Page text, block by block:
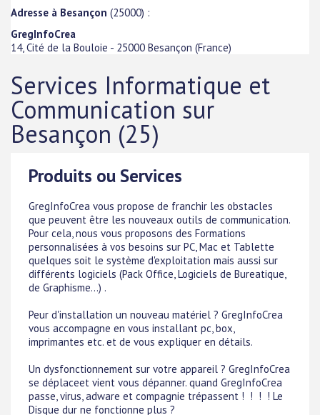
Adresse à Besançon (25000) :
GregInfoCrea
14, Cité de la Bouloie - 25000 Besançon (France)
Services Informatique et
Communication sur
Besançon (25)
Produits ou Services
GregInfoCrea vous propose de franchir les obstacles
que peuvent être les nouveaux outils de communication.
Pour cela, nous vous proposons des Formations
personnalisées à vos besoins sur PC, Mac et Tablette
quelques soit le système d'exploitation mais aussi sur
différents logiciels (Pack Office, Logiciels de Bureatique,
de Graphisme...) .
Peur d'installation un nouveau matériel ? GregInfoCrea
vous accompagne en vous installant pc, box,
imprimantes etc. et de vous expliquer en détails.
Un dysfonctionnement sur votre appareil ? GregInfoCrea
se déplaceet vient vous dépanner. quand GregInfoCrea
passe, virus, adware et compagnie trépassent ! ! ! ! Le
Disque dur ne fonctionne plus ?